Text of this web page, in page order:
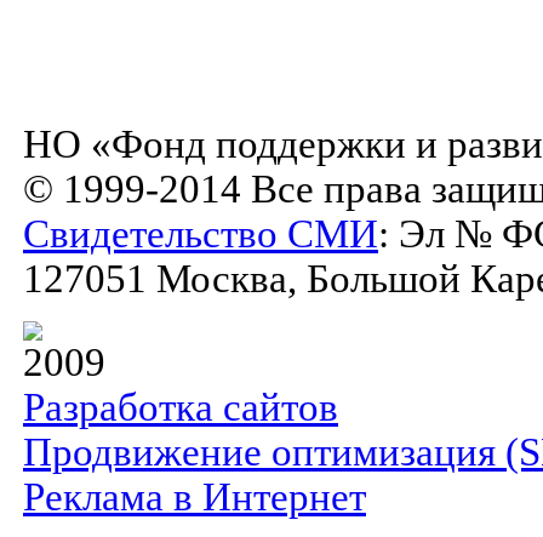
НО «Фонд поддержки и
© 1999-2014 Все права
Свидетельство СМИ: Эл №
127051 Москва, Большой
2009
Разработка сайтов
Продвижение оптимизация
Реклама в Интернет